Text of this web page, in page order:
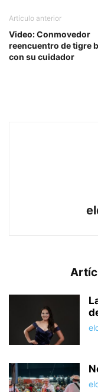
Artículo anterior
Video: Conmovedor
reencuentro de tigre
con su cuidador